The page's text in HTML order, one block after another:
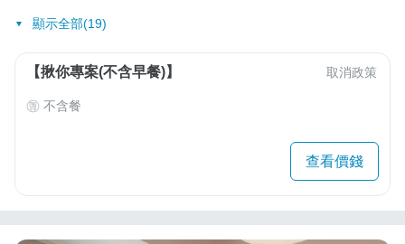
顯示全部(19)
【揪你專案(不含早餐)】 取消政策
不含餐
查看價錢